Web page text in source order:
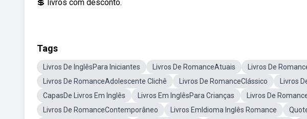
💲 livros com desconto.
Tags
Livros De InglêsPara Iniciantes Livros De RomanceAtuais
Livros De
Livros De RomanceAdolescente Clichê
Livros De RomanceClássico Livros
CapasDe Livros Em Inglês
Livros Em InglêsPara Crianças Livros De
Livros De RomanceContemporâneo
Livros EmIdioma Inglês Romance